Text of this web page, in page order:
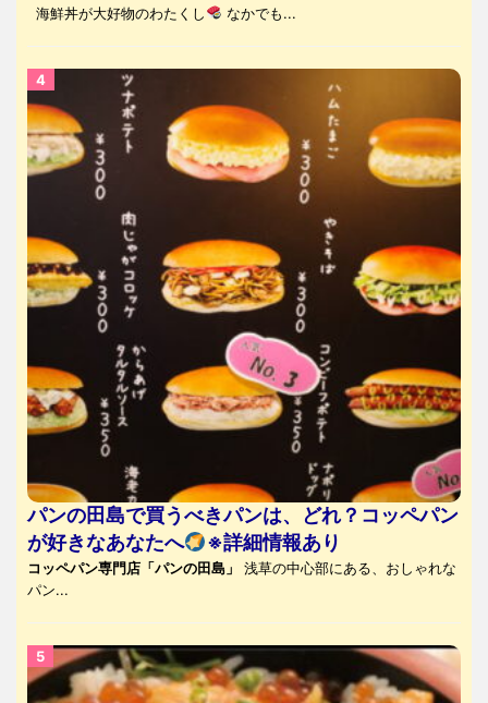
海鮮丼が大好物のわたくし なかでも...
パンの田島で買うべきパンは、どれ？コッペパン
が好きなあなたへ
※詳細情報あり
コッペパン専門店「パンの田島」
浅草の中心部にある、おしゃれな
パン...